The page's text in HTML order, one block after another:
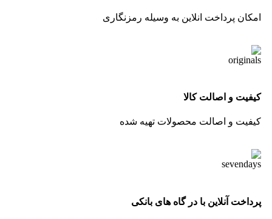
امکان پرداخت انلاین به وسیله رمزنگاری
کیفیت و اصالت کالا
کیفیت و اصالت محصولات تهیه شده
پرداخت آنلاین با در گاه های بانکی